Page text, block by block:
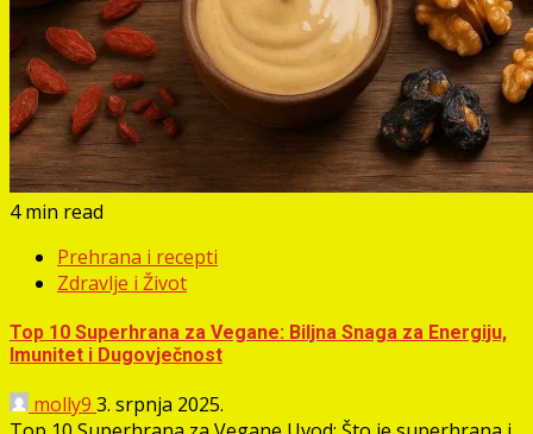
4 min read
Prehrana i recepti
Zdravlje i Život
Top 10 Superhrana za Vegane: Biljna Snaga za Energiju,
Imunitet i Dugovječnost
molly9 3. srpnja 2025.